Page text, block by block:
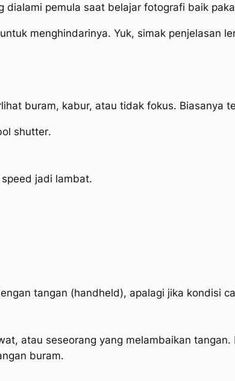
dialami pemula saat belajar fotografi baik
menghindarinya. Yuk, simak penjelasan
buram, kabur, atau tidak fokus. Biasanya
shutter.
jadi lambat.
tangan (handheld), apalagi jika kondisi
atau seseorang yang melambaikan tangan.
buram.